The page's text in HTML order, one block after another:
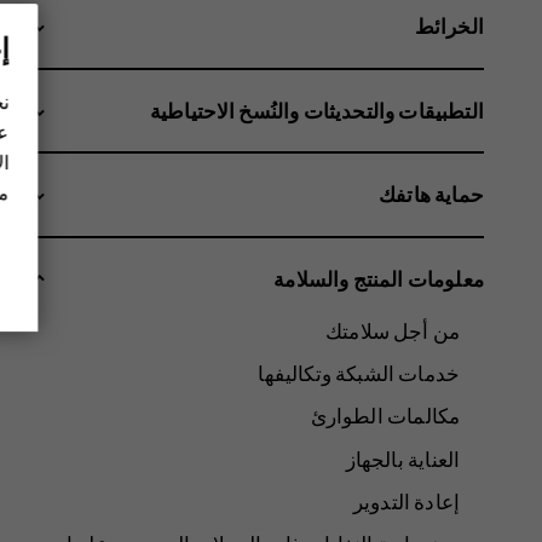
الخرائط
التطبيقات والتحديثات والنُسخ الاحتياطية
حماية هاتفك
معلومات المنتج والسلامة
من أجل سلامتك
خدمات الشبكة وتكاليفها
مكالمات الطوارئ
العناية بالجهاز
إعادة التدوير